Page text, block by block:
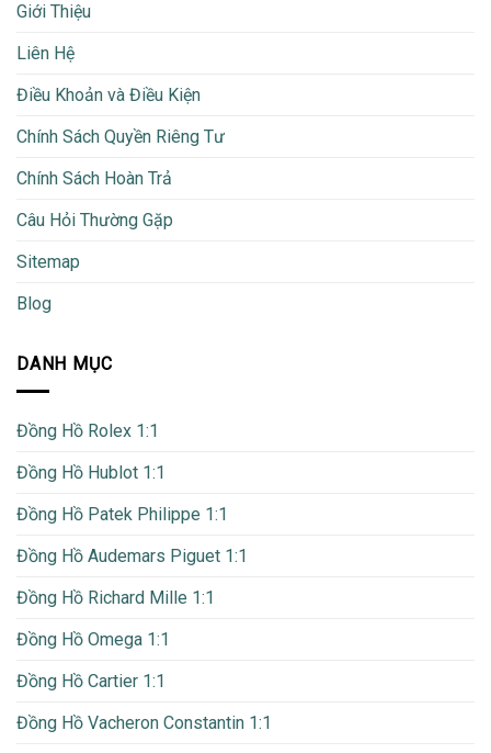
Giới Thiệu
Liên Hệ
Điều Khoản và Điều Kiện
Chính Sách Quyền Riêng Tư
Chính Sách Hoàn Trả
Câu Hỏi Thường Gặp
Sitemap
Blog
DANH MỤC
Đồng Hồ Rolex 1:1
Đồng Hồ Hublot 1:1
Đồng Hồ Patek Philippe 1:1
Đồng Hồ Audemars Piguet 1:1
Đồng Hồ Richard Mille 1:1
Đồng Hồ Omega 1:1
Đồng Hồ Cartier 1:1
Đồng Hồ Vacheron Constantin 1:1